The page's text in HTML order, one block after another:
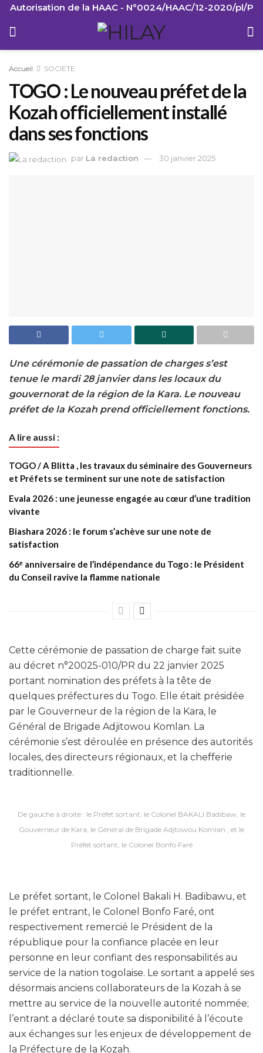
Autorisation de la HAAC - N°0024/HAAC/12-2020/pl/P
Accueil SOCIETE
TOGO : Le nouveau préfet de la
Kozah officiellement installé
dans ses fonctions
par La redaction 30 janvier 2025
Une cérémonie de passation de charges s’est
tenue le mardi 28 janvier dans les locaux du
gouvernorat de la région de la Kara. Le nouveau
préfet de la Kozah prend officiellement fonctions.
A lire aussi :
TOGO / A Blitta , les travaux du séminaire des Gouverneurs
et Préfets se terminent sur une note de satisfaction
Evala 2026 : une jeunesse engagée au cœur d’une tradition
vivante
Biashara 2026 : le forum s’achève sur une note de
satisfaction
66ᵉ anniversaire de l’indépendance du Togo : le Président
du Conseil ravive la flamme nationale
Cette cérémonie de passation de charge fait suite
au décret n°20025-010/PR du 22 janvier 2025
portant nomination des préfets à la tête de
quelques préfectures du Togo. Elle était présidée
par le Gouverneur de la région de la Kara, le
Général de Brigade Adjitowou Komlan. La
cérémonie s’est déroulée en présence des autorités
locales, des directeurs régionaux, et la chefferie
traditionnelle.
De gauche à droite : le Préfet sortant, le Colonel BAKALI Badibaw, le
Gouverneur de Kara, le Général de Brigade Adjtowou Komlan , et le
Préfet sortant, le Colonel Bonfo Faré
Le préfet sortant, le Colonel Bakali H. Badibawu, et
le préfet entrant, le Colonel Bonfo Faré, ont
respectivement remercié le Président de la
république pour la confiance placée en leur
personne en leur confiant des responsabilités au
service de la nation togolaise. Le sortant a appelé ses
désormais anciens collaborateurs de la Kozah à se
mettre au service de la nouvelle autorité nommée;
l’entrant a déclaré toute sa disponibilité à l’écoute
aux échanges sur les enjeux de développement de
la Préfecture de la Kozah.